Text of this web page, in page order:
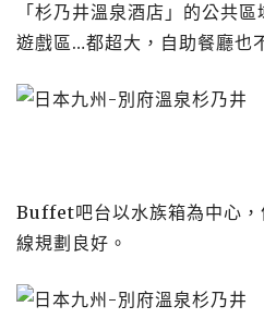
「杉乃井溫泉酒店」的公共
遊戲區…都超大，自助餐廳也
Buffet吧台以水族箱為中心，
線規劃良好。